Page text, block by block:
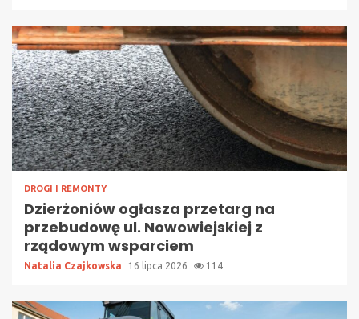
DROGI I REMONTY
Dzierżoniów ogłasza przetarg na
przebudowę ul. Nowowiejskiej z
rządowym wsparciem
Natalia Czajkowska 16 lipca 2026 114